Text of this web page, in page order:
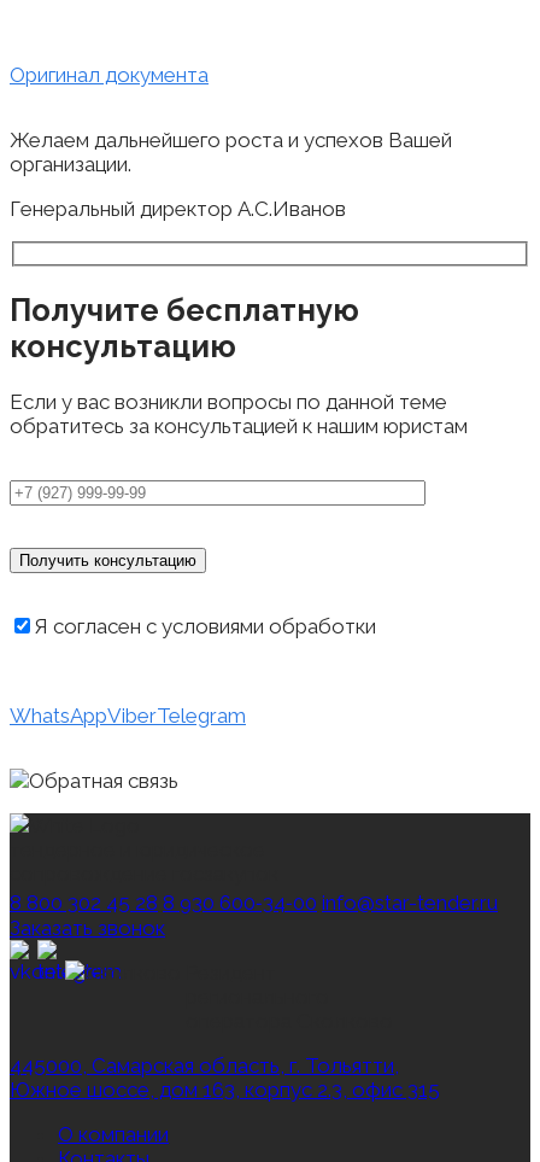
Оригинал документа
Желаем дальнейшего роста и успехов Вашей
организации.
Генеральный директор А.С.Иванов
Получите бесплатную
консультацию
Если у вас возникли вопросы по данной теме
обратитесь за консультацией к нашим юристам
Я согласен с условиями обработки
WhatsAppViberTelegram
8 800 302 45 28 8 930 600‑34‑00 info@star-tender.ru
Заказать звонок
445000, Самарская область, г. Тольятти,
Южное шоссе, дом 163, корпус 2.3, офис 315
О компании